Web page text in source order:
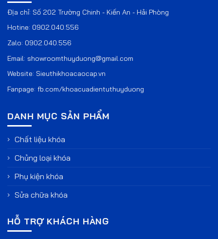
Địa chỉ: Số 202 Trường Chinh - Kiến An - Hải Phòng
Hotine: 0902.040.556
Zalo: 0902.040.556
Email: showroomthuyduong@gmail.com
Website: Sieuthikhoacaocap.vn
Fanpage: fb.com/khoacuadientuthuyduong
DANH MỤC SẢN PHẨM
Chất liệu khóa
Chủng loại khóa
Phụ kiện khóa
Sửa chữa khóa
HỖ TRỢ KHÁCH HÀNG